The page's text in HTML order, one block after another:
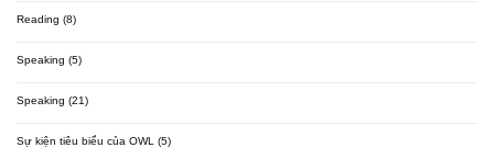
Reading (8)
Speaking (5)
Speaking (21)
Sự kiện tiêu biểu của OWL (5)